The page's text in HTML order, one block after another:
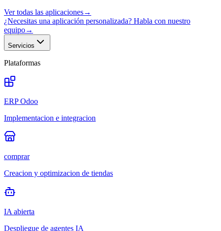
Ver todas las aplicaciones→
¿Necesitas una aplicación personalizada? Habla con nuestro
equipo→
Servicios
Plataformas
ERP Odoo
Implementacion e integracion
comprar
Creacion y optimizacion de tiendas
IA abierta
Despliegue de agentes IA